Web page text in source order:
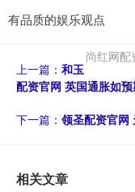
有品质的娱乐观点
尚红网配
上一篇： 和玉
配资官网 英国通胀如
下一篇： 领圣配资官网
相关文章